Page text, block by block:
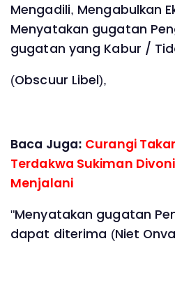
Mengadili, Mengabulkan
Menyatakan gugatan
gugatan yang Kabur /
(Obscuur Libel),
Baca Juga: Curangi
Terdakwa Sukiman
Menjalani
"Menyatakan gugatan
dapat diterima (Niet